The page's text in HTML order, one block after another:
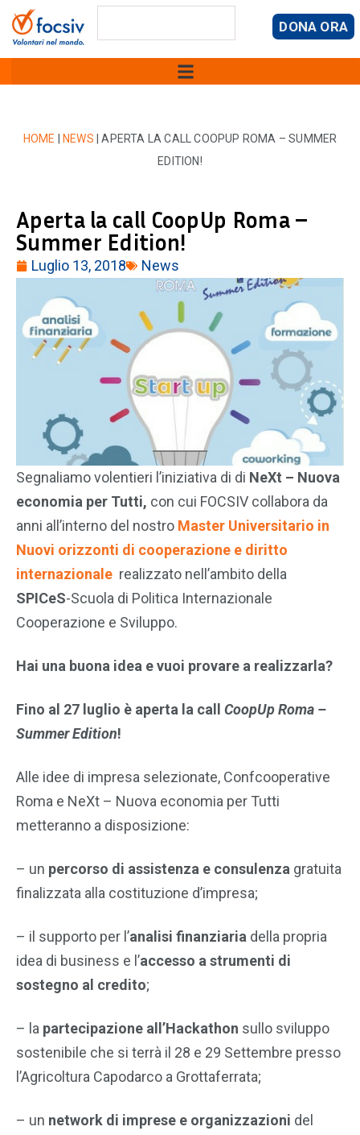
DONA ORA
HOME NEWS |APERTA LA CALL COOPUP ROMA – SUMMER
EDITION!
Aperta la call CoopUp Roma –
Summer Edition!
Luglio 13, 2018 News
Segnaliamo volentieri l’iniziativa di di NeXt – Nuova
economia per Tutti, con cui FOCSIV collabora da
anni all’interno del nostro Master Universitario in
Nuovi orizzonti di cooperazione e diritto
internazionale realizzato nell’ambito della
SPICeS-Scuola di Politica Internazionale
Cooperazione e Sviluppo.
Hai una buona idea e vuoi provare a realizzarla?
Fino al 27 luglio è aperta la call CoopUp Roma –
Summer Edition!
Alle idee di impresa selezionate, Confcooperative
Roma e NeXt – Nuova economia per Tutti
metteranno a disposizione:
– un percorso di assistenza e consulenza gratuita
finalizzata alla costituzione d’impresa;
– il supporto per l’analisi finanziaria della propria
idea di business e l’accesso a strumenti di
sostegno al credito;
– la partecipazione all’Hackathon sullo sviluppo
sostenibile che si terrà il 28 e 29 Settembre presso
l’Agricoltura Capodarco a Grottaferrata;
– un network di imprese e organizzazioni del